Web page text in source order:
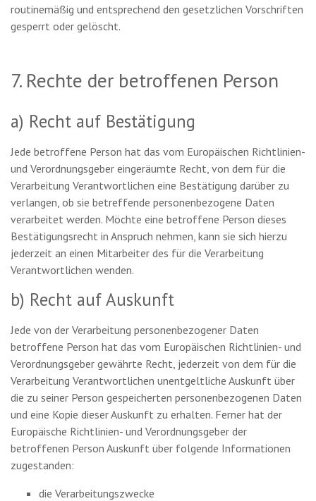
routinemäßig und entsprechend den gesetzlichen Vorschriften
gesperrt oder gelöscht.
7. Rechte der betroffenen Person
a) Recht auf Bestätigung
Jede betroffene Person hat das vom Europäischen Richtlinien-
und Verordnungsgeber eingeräumte Recht, von dem für die
Verarbeitung Verantwortlichen eine Bestätigung darüber zu
verlangen, ob sie betreffende personenbezogene Daten
verarbeitet werden. Möchte eine betroffene Person dieses
Bestätigungsrecht in Anspruch nehmen, kann sie sich hierzu
jederzeit an einen Mitarbeiter des für die Verarbeitung
Verantwortlichen wenden.
b) Recht auf Auskunft
Jede von der Verarbeitung personenbezogener Daten
betroffene Person hat das vom Europäischen Richtlinien- und
Verordnungsgeber gewährte Recht, jederzeit von dem für die
Verarbeitung Verantwortlichen unentgeltliche Auskunft über
die zu seiner Person gespeicherten personenbezogenen Daten
und eine Kopie dieser Auskunft zu erhalten. Ferner hat der
Europäische Richtlinien- und Verordnungsgeber der
betroffenen Person Auskunft über folgende Informationen
zugestanden:
die Verarbeitungszwecke